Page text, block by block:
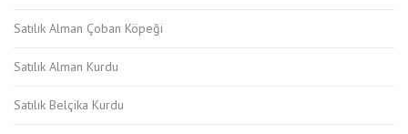
Satılık Alman Çoban Köpeği
Satılık Alman Kurdu
Satılık Belçika Kurdu